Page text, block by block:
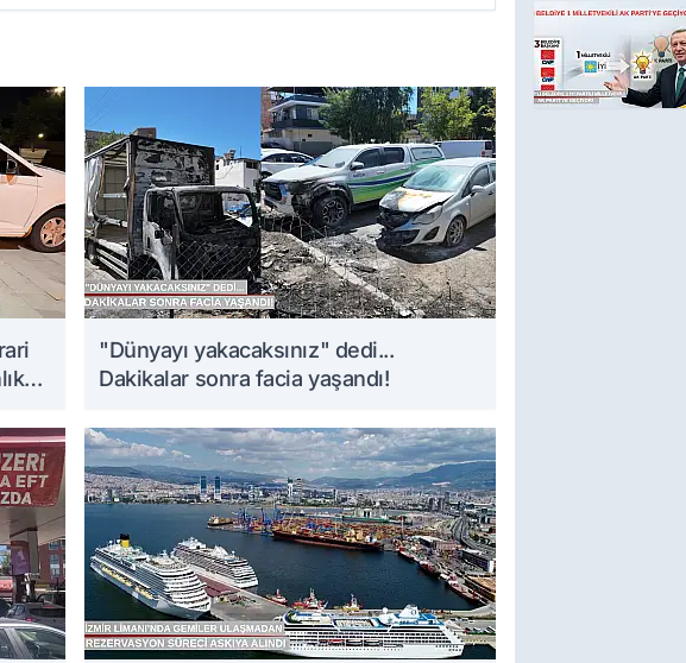
"Dünyayı yakacaksınız" dedi...
Dakikalar sonra facia yaşandı!